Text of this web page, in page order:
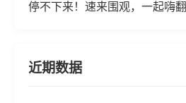
停不下来！速来围观，一起嗨翻
近期数据